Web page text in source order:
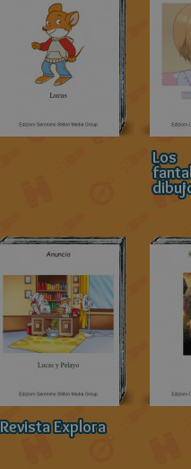
Los
Revista Explora